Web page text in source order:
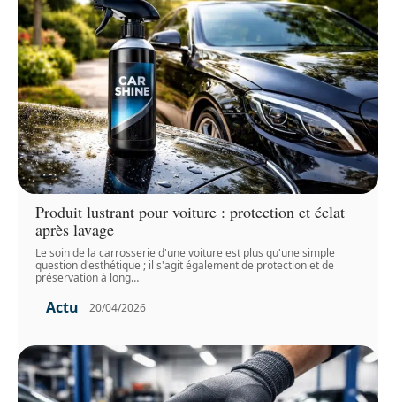
Produit lustrant pour voiture : protection et éclat
après lavage
Le soin de la carrosserie d'une voiture est plus qu'une simple
question d'esthétique ; il s'agit également de protection et de
préservation à long…
Actu 20/04/2026